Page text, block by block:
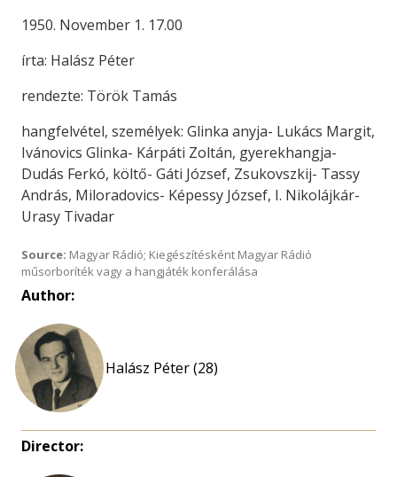
1950. November 1. 17.00
írta: Halász Péter
rendezte: Török Tamás
hangfelvétel, személyek: Glinka anyja- Lukács Margit,
Ivánovics Glinka- Kárpáti Zoltán, gyerekhangja-
Dudás Ferkó, költő- Gáti József, Zsukovszkij- Tassy
András, Miloradovics- Képessy József, I. Nikolájkár-
Urasy Tivadar
Source: Magyar Rádió; Kiegészítésként Magyar Rádió
műsorboríték vagy a hangjáték konferálása
Author:
Halász Péter (28)
Director: